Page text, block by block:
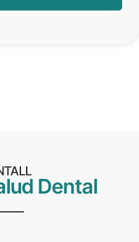
Dental